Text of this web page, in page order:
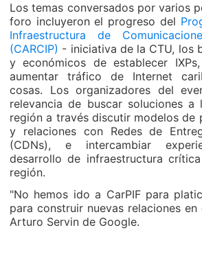
Los temas conversados por varios
foro incluyeron el progreso del
Infraestructura de
(CARCIP) - iniciativa de la CTU, los
y económicos de establecer
aumentar tráfico de Internet
cosas. Los organizadores del
relevancia de buscar soluciones
región a través discutir modelos de
y relaciones con Redes de
(CDNs), e intercambiar
desarrollo de infraestructura
región.
"No hemos ido a CarPIF para
para construir nuevas relaciones
Arturo Servin de Google.